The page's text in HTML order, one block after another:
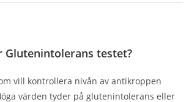
Glutenintolerans testet?
vill kontrollera nivån av antikroppen
värden tyder på glutenintolerans eller